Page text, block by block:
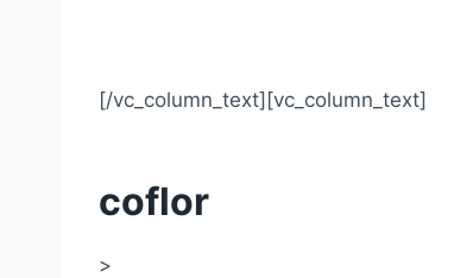
[/vc_column_text][vc_column_text]
coflor
>